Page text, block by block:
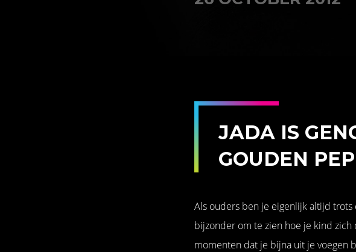
JADA IS
GOUDEN
Als ouders ben je eigenlijk altijd trots
bijzonder om te zien hoe je kind
momenten dat je bijna uit je voegen